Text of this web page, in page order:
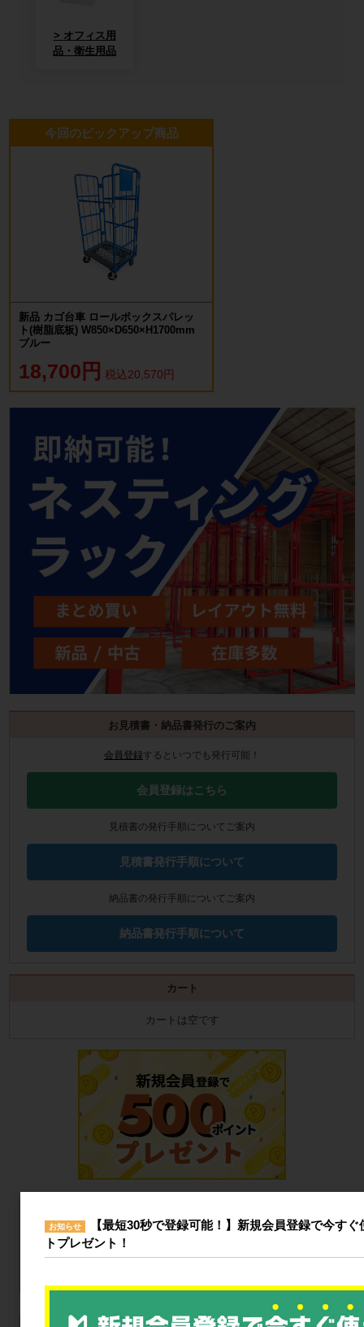
オフィス用
品・衛生用品
今回のピックアップ商品
新品 カゴ台車 ロールボックスパレッ
ト(樹脂底板) W850×D650×H1700mm
ブルー
18,700円 税込20,570円
お見積書・納品書発行のご案内
会員登録するといつでも発行可能！
会員登録はこちら
見積書の発行手順についてご案内
見積書発行手順について
納品書の発行手順についてご案内
納品書発行手順について
カート
カートは空です
お知らせ
【最短30秒で登録可能！】新規会員登録で今す
トプレゼント！